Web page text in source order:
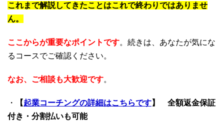
これまで解説してきたことはこれで終わりではありませ
ん。
ここからが重要なポイントです。続きは、あなたが気にな
るコースでご確認ください。
なお、ご相談も大歓迎です。
・ 【起業コーチングの詳細はこちらです】
全額返金保証
付き・分割払いも可能